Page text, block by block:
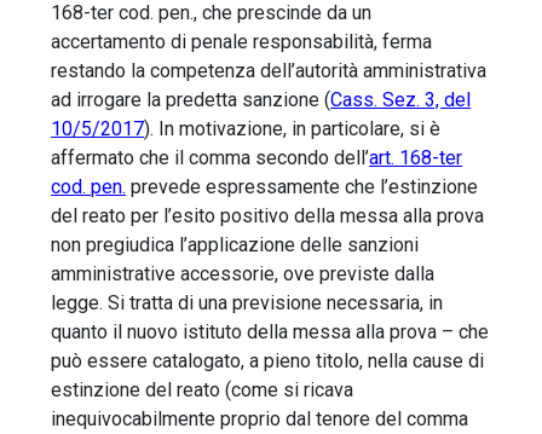
168-ter cod. pen., che prescinde da un
accertamento di penale responsabilità, ferma
restando la competenza dell’autorità amministrativa
ad irrogare la predetta sanzione (Cass. Sez. 3, del
10/5/2017). In motivazione, in particolare, si è
affermato che il comma secondo dell’art. 168-ter
cod. pen. prevede espressamente che l’estinzione
del reato per l’esito positivo della messa alla prova
non pregiudica l’applicazione delle sanzioni
amministrative accessorie, ove previste dalla
legge. Si tratta di una previsione necessaria, in
quanto il nuovo istituto della messa alla prova – che
può essere catalogato, a pieno titolo, nella cause di
estinzione del reato (come si ricava
inequivocabilmente proprio dal tenore del comma